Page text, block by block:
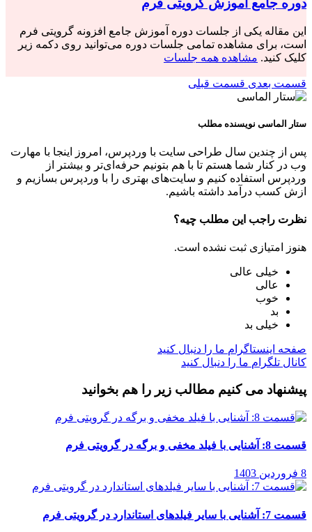
دوره جامع آموزش گرویتی فرم
این مقاله یکی از جلسات دوره آموزش جامع افزونه گرویتی فرم
است، برای مشاهده تمامی جلسات دوره می‌توانید روی دکمه زیر
کلیک کنید. مشاهده همه جلسات
قسمت بعدی قسمت قبلی
ستار الماسی نویسنده مطلب
پس از چندین سال طراحی سایت با وردپرس، امروز اینجا با مهارت
وب در کنار شما هستم تا با هم بتونیم حرفه‌ای‌تر و بیشتر از
وردپرس استفاده کنیم و سایت‌های بهتری را با وردپرس بسازیم و
ازش کسب درآمد داشته باشیم.
نظرت راجب این مطلب چیه؟
هنوز امتیازی ثبت نشده است.
خیلی عالی
عالی
خوب
بد
خیلی بد
صفحه اینستاگرام ما را دنبال کنید
کانال تلگرام ما را دنبال کنید
پیشنهاد می کنیم مطالب زیر را هم بخوانید
قسمت 8: آشنایی با فیلد مخفی و برگه در گرویتی فرم
8 فروردین 1403
قسمت 7: آشنایی با سایر فیلدهای استاندارد در گرویتی فرم